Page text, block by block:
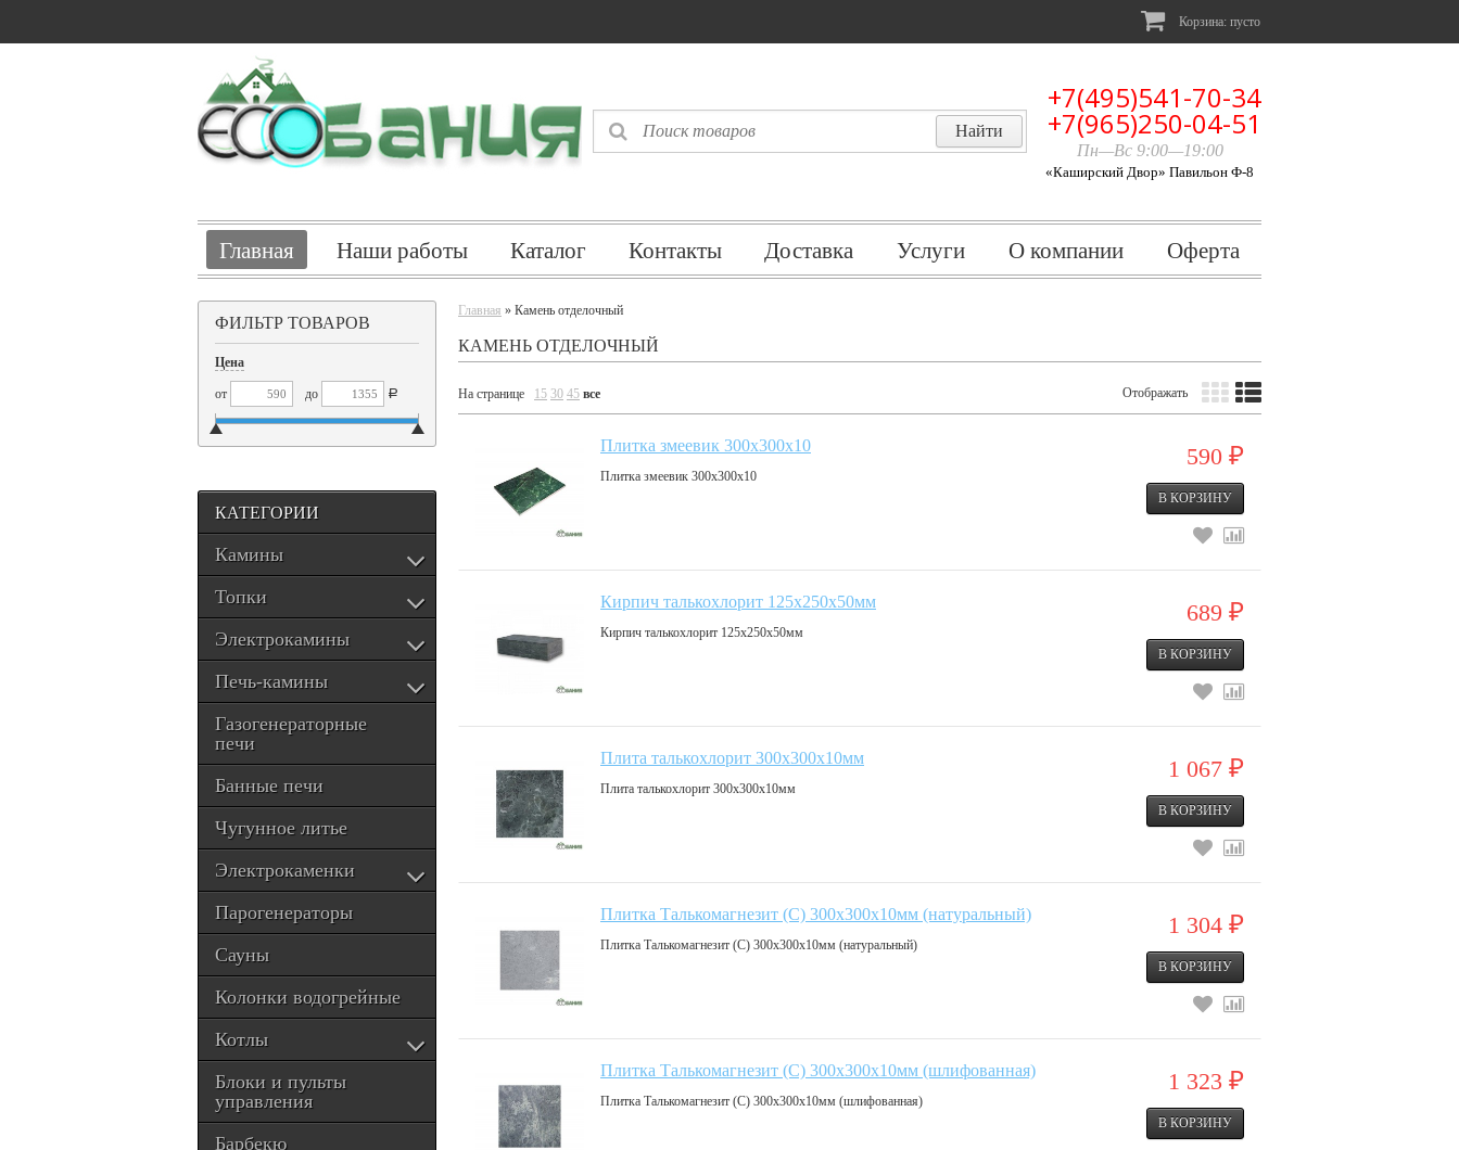
Корзина: пусто
+7(495)541-70-34
+7(965)250-04-51
Пн—Вс 9:00—19:00
«Каширский Двор» Павильон Ф-8
Главная Наши работы Каталог Контакты Доставка Услуги О компании Оферта
ФИЛЬТР ТОВАРОВ
Цена
от до Р
КАТЕГОРИИ
Камины
Топки
Электрокамины
Печь-камины
Газогенераторные
печи
Банные печи
Чугунное литье
Электрокаменки
Парогенераторы
Сауны
Колонки водогрейные
Котлы
Блоки и пульты
управления
Барбекю
Главная » Камень отделочный
КАМЕНЬ ОТДЕЛОЧНЫЙ
На странице 15 30 45 все Отображать
Плитка змеевик 300x300x10
Плитка змеевик 300x300x10
590 ₽
Кирпич талькохлорит 125х250х50мм
Кирпич талькохлорит 125х250х50мм
689 ₽
Плита талькохлорит 300х300х10мм
Плита талькохлорит 300х300х10мм
1 067 ₽
Плитка Талькомагнезит (С) 300х300х10мм (натуральный)
Плитка Талькомагнезит (С) 300х300х10мм (натуральный)
1 304 ₽
Плитка Талькомагнезит (С) 300х300х10мм (шлифованная)
Плитка Талькомагнезит (С) 300х300х10мм (шлифованная)
1 323 ₽